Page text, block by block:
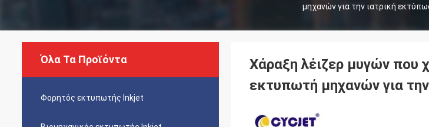
μηχανών για την ιατρική
Όλα Τα Προϊόντα
Φορητός εκτυπωτής Inkjet
Χάραξη λέιζερ μυγών που
εκτυπωτή μηχανών για